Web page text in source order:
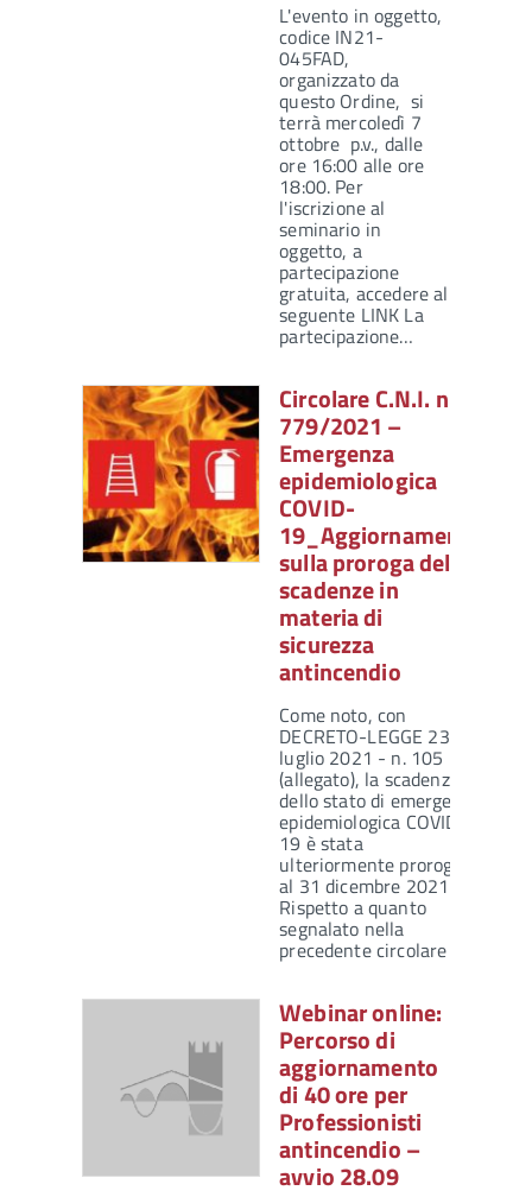
L'evento in oggetto,
codice IN21-
045FAD,
organizzato da
questo Ordine, si
terrà mercoledì 7
ottobre p.v., dalle
ore 16:00 alle ore
18:00. Per
l'iscrizione al
seminario in
oggetto, a
partecipazione
gratuita, accedere al
seguente LINK La
partecipazione…
Circolare C.N.I. n.
779/2021 –
Emergenza
epidemiologica
COVID-
19_Aggiornamento
sulla proroga delle
scadenze in
materia di
sicurezza
antincendio
Come noto, con
DECRETO-LEGGE 23
luglio 2021 - n. 105
(allegato), la scadenza
dello stato di emergenza
epidemiologica COVID-
19 è stata
ulteriormente prorogata
al 31 dicembre 2021.
Rispetto a quanto
segnalato nella
precedente circolare di…
Webinar online:
Percorso di
aggiornamento
di 40 ore per
Professionisti
antincendio –
avvio 28.09